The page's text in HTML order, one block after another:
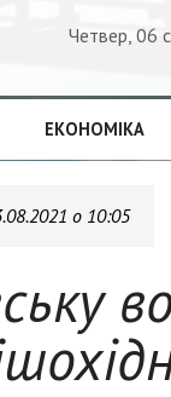
Четвер, 06
ЕКОНОМІКА
о 10:05